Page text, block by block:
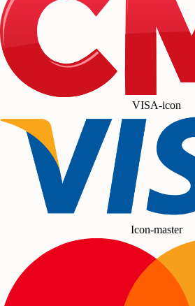
VISA-icon
Icon-master